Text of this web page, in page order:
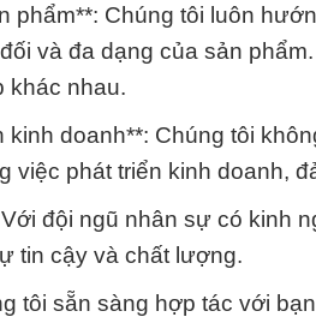
phẩm**: Chúng tôi luôn
và đa dạng của sản
khác nhau.
doanh**: Chúng tôi
việc phát triển kinh doanh,
đội ngũ nhân sự có kinh
tin cậy và chất lượng.
tôi sẵn sàng hợp tác với